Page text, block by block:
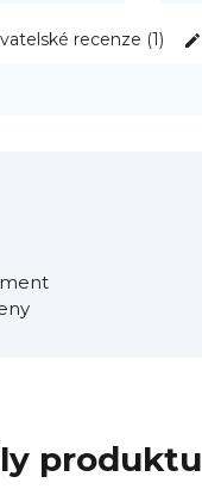
recenze (1)
produktu